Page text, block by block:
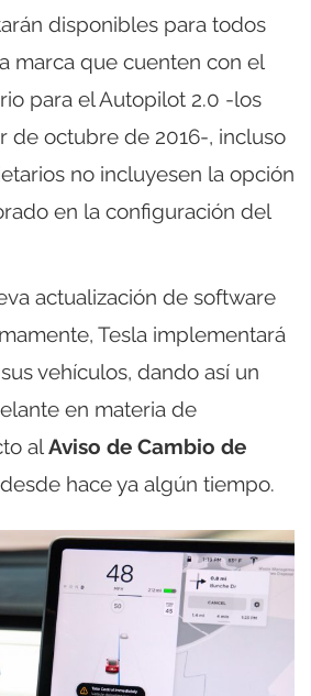
disponibles para todos
marca que cuenten con el
para el Autopilot 2.0 -los
de octubre de 2016-, incluso
no incluyesen la opción
en la configuración del
actualización de software
Tesla implementará
vehículos, dando así un
en materia de
alAviso de Cambio de
hace ya algún tiempo.